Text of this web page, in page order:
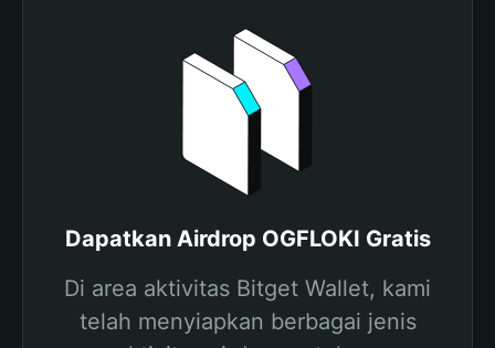
Dapatkan Airdrop OGFLOKI Gratis
Di area aktivitas Bitget Wallet, kami
telah menyiapkan berbagai jenis